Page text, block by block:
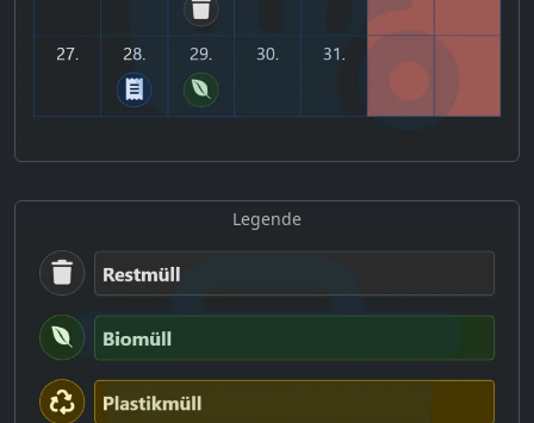
Legende